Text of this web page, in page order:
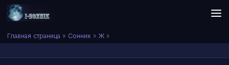
Skip to content
Сонник I-SONNIK.COM
Главная страница » Сонник » Ж »